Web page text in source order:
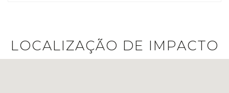
LOCALIZAÇÃO DE IMPACTO